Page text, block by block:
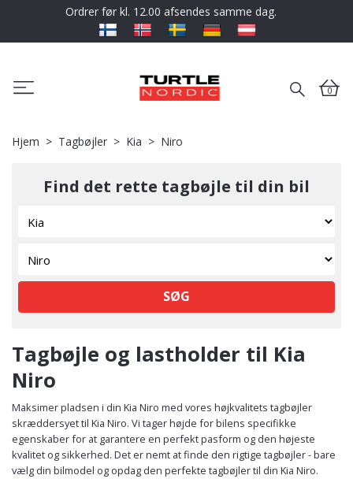
Ordrer før kl. 12.00 afsendes samme dag.
0
Hjem Tagbøjler Kia Niro
Find det rette tagbøjle til din bil
SØG
Tagbøjle og lastholder til Kia
Niro
Maksimer pladsen i din Kia Niro med vores højkvalitets tagbøjler
skræddersyet til Kia Niro. Vi tager højde for bilens specifikke
egenskaber for at garantere en perfekt pasform og den højeste
kvalitet og sikkerhed. Det er nemt at finde den rigtige tagbøjler - bare
vælg din bilmodel og opdag den perfekte tagbøjler til din Kia Niro.